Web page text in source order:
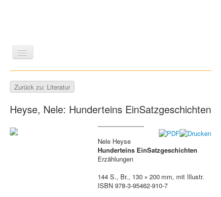
GESCHICHTE
ZEITSCHRIFTEN/VERZEICHNISSE
Zurück zu: Literatur
Heyse, Nele: Hunderteins EinSatzgeschichten
Nele Heyse
Hunderteins EinSatzgeschichten
Erzählungen
144 S., Br., 130 × 200 mm, mit Illustr.
ISBN 978-3-95462-910-7